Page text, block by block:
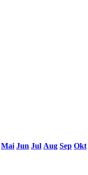
Mai Jun Jul Aug Sep Okt